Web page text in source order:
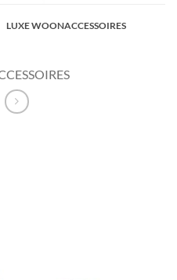
LUXE WOONACCESSOIRES